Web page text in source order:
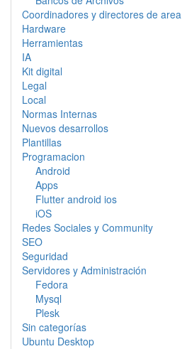
Coordinadores y directores de area
Hardware
Herramientas
IA
Kit digital
Legal
Local
Normas Internas
Nuevos desarrollos
Plantillas
Programacion
Android
Apps
Flutter android ios
iOS
Redes Sociales y Community
SEO
Seguridad
Servidores y Administración
Fedora
Mysql
Plesk
Sin categorías
Ubuntu Desktop